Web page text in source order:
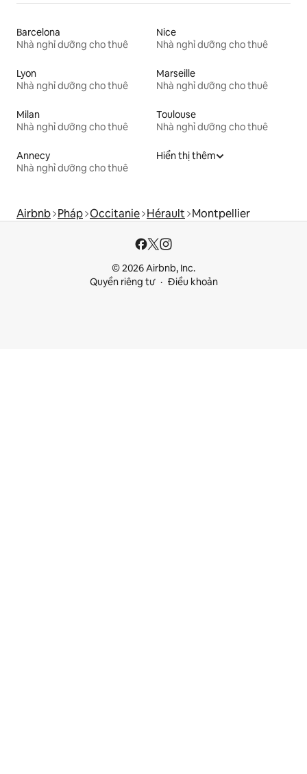
Barcelona
Nhà nghỉ dưỡng cho thuê
Nice
Nhà nghỉ dưỡng cho thuê
Lyon
Nhà nghỉ dưỡng cho thuê
Marseille
Nhà nghỉ dưỡng cho thuê
Milan
Nhà nghỉ dưỡng cho thuê
Toulouse
Nhà nghỉ dưỡng cho thuê
Annecy
Nhà nghỉ dưỡng cho thuê
Hiển thị thêm
Airbnb Pháp Occitanie Hérault Montpellier
© 2026 Airbnb, Inc.
Quyền riêng tư
Điều khoản